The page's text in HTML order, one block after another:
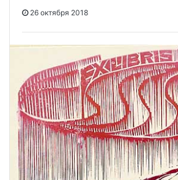
26 октября 2018